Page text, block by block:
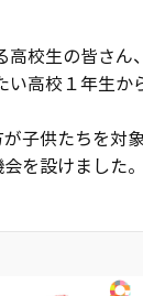
校生の皆さ
高校１年生
子供たちを対
を設けました。